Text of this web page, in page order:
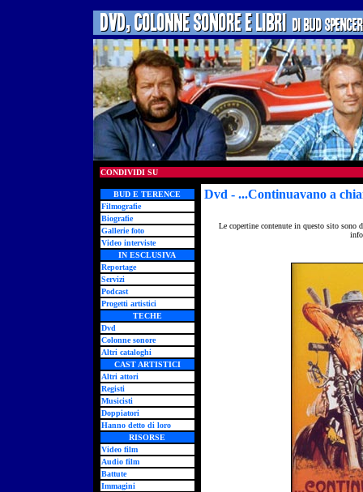
CONDIVIDI SU
BUD E TERENCE
Filmografie
Biografie
Gallerie foto
Video interviste
IN ESCLUSIVA
Reportage
Servizi
Podcast
Progetti artistici
TECHE
Dvd
Colonne sonore
Altri cataloghi
CAST ARTISTICI
Altri attori
Registi
Musicisti
Doppiatori
Hanno detto di loro
RISORSE
Video film
Audio film
Battute
Immagini
Dvd - ...Continuavano a
Le copertine contenute in questo sito